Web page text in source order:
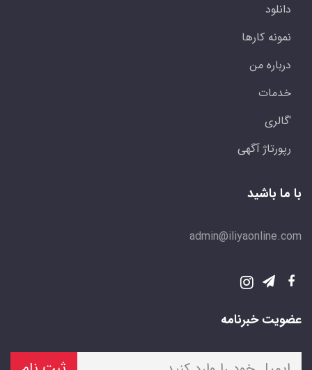
دانلود
نمونه کارها
درباره من
خدمات
'گالری
رپورتاژ آگهی
با ما باشید
admin@iliyaonline.com
عضویت خبرنامه